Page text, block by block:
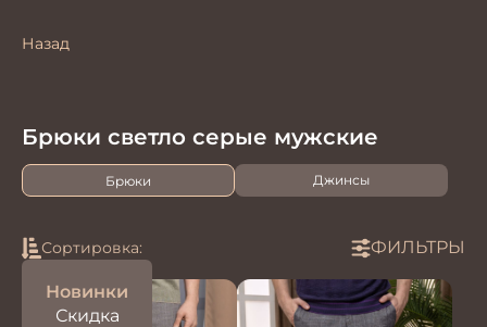
Назад
Брюки светло серые мужские
Брюки Джинсы
Сортировка:
Новинки
Скидка
ФИЛЬТРЫ